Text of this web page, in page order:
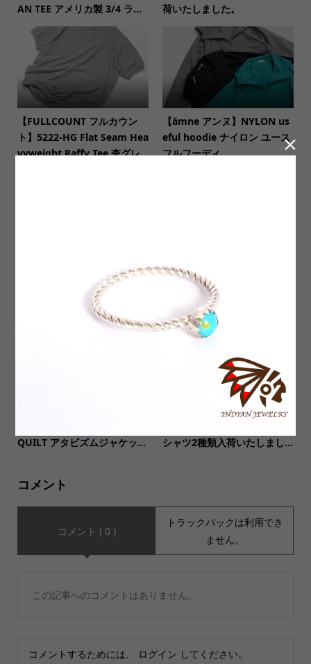
AN TEE アメリカ製 3/4 ラ...
荷いたしました。
【FULLCOUNT フルカウン
ト】5222-HG Flat Seam Hea
vyweight Raffy Tee 杢グレ...
【ämne アンヌ】NYLON us
eful hoodie ナイロン ユース
フルフーディ
【vecchi ベッキ】Made In It
aly Corduroy Easy Work Pa
nts イタリア製 コーデユロ...
【Soglia ソリア】LANDNOA
H CARDIGAN ラドナーカー
QUILT アタビズムジャケッ...
【MUSIC Tee(ミュージック
シャツ2種類入荷いたしまし...
コメント
コメント ( 0 )
トラックバックは利用でき
ません。
この記事へのコメントはありません。
コメントするためには、 ログイン してください。
